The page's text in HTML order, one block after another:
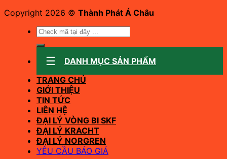
Copyright 2026 © Thành Phát Á Châu
Tìm
kiếm:
DANH MỤC SẢN PHẨM
TRANG CHỦ
GIỚI THIỆU
TIN TỨC
LIÊN HỆ
ĐẠI LÝ VÒNG BI SKF
ĐẠI LÝ KRACHT
ĐẠI LÝ NORGREN
YÊU CẦU BÁO GIÁ